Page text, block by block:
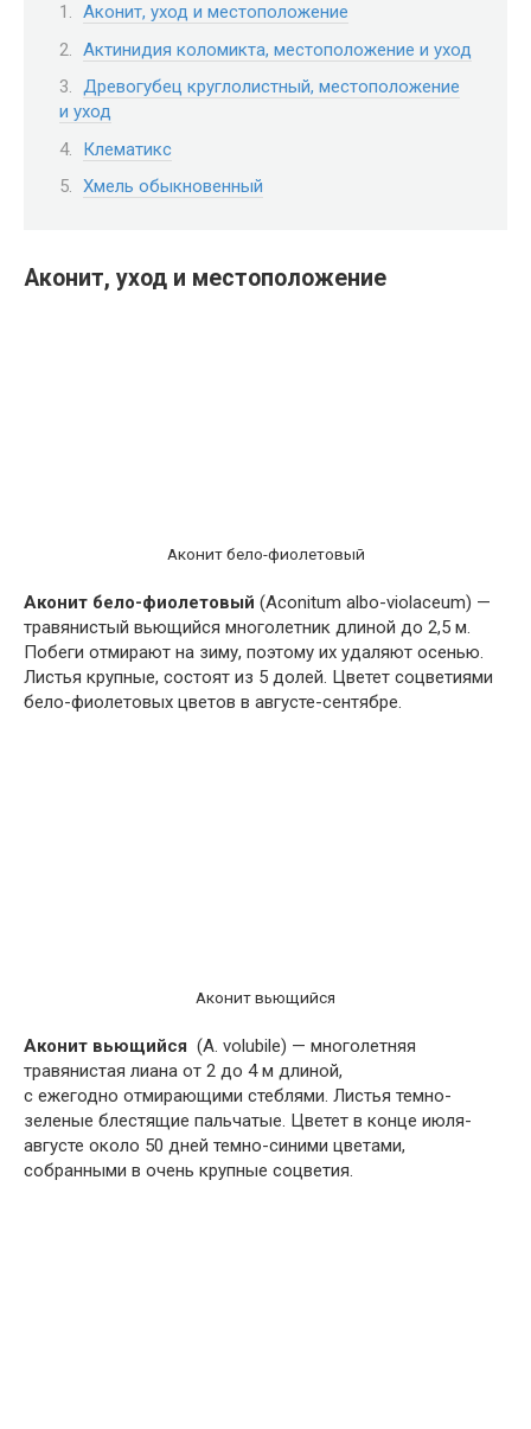
Аконит, уход и местоположение
Актинидия коломикта, местоположение и уход
Древогубец круглолистный, местоположение
и уход
Клематикс
Хмель обыкновенный
Аконит, уход и местоположение
Аконит бело-фиолетовый
Аконит бело-фиолетовый (Aconitum albo-violaceum) —
травянистый вьющийся многолетник длиной до 2,5 м.
Побеги отмирают на зиму, поэтому их удаляют осенью.
Листья крупные, состоят из 5 долей. Цветет соцветиями
бело-фиолетовых цветов в августе-сентябре.
Аконит вьющийся
Аконит вьющийся (A. volubile) — многолетняя
травянистая лиана от 2 до 4 м длиной,
с ежегодно отмирающими стеблями. Листья темно-
зеленые блестящие пальчатые. Цветет в конце июля-
августе около 50 дней темно-синими цветами,
собранными в очень крупные соцветия.